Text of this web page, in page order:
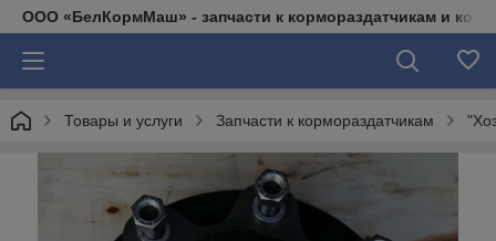
ООО «БелКормМаш» - запчасти к кормораздатчикам и
Товары и услуги Запчасти к кормораздатчикам